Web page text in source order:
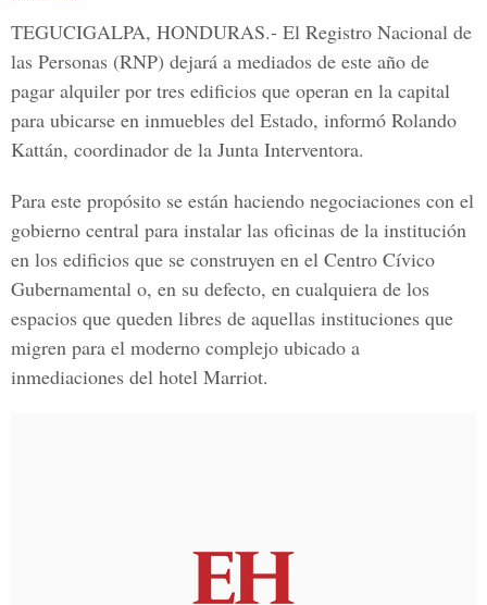
TEGUCIGALPA, HONDURAS.- El Registro Nacional de
las Personas (RNP) dejará a mediados de este año de
pagar alquiler por tres edificios que operan en la capital
para ubicarse en inmuebles del Estado, informó Rolando
Kattán, coordinador de la Junta Interventora.
Para este propósito se están haciendo negociaciones con el
gobierno central para instalar las oficinas de la institución
en los edificios que se construyen en el Centro Cívico
Gubernamental o, en su defecto, en cualquiera de los
espacios que queden libres de aquellas instituciones que
migren para el moderno complejo ubicado a
inmediaciones del hotel Marriot.